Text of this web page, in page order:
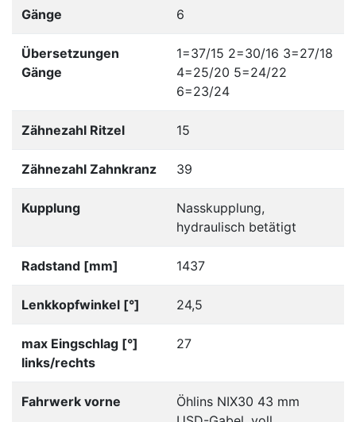
Gänge 6
Übersetzungen
Gänge
1=37/15 2=30/16 3=27/18
4=25/20 5=24/22
6=23/24
Zähnezahl Ritzel 15
Zähnezahl Zahnkranz 39
Kupplung
Nasskupplung,
hydraulisch betätigt
Radstand [mm] 1437
Lenkkopfwinkel [°] 24,5
max Eingschlag [°]
links/rechts
27
Fahrwerk vorne
Öhlins NIX30 43 mm